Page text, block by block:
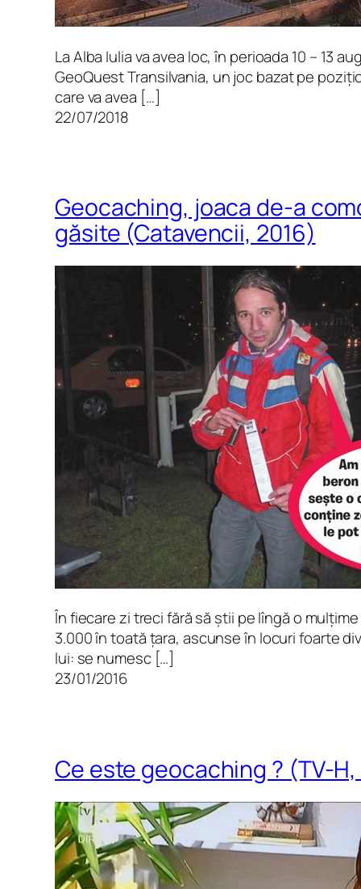
La Alba Iulia va avea loc, în perioada 10 – 13
GeoQuest Transilvania, un joc bazat pe
care va avea […]
22/07/2018
Geocaching, joaca de-a
găsite (Catavencii, 2016)
În fiecare zi treci fără să știi pe lîngă o
3.000 în toată țara, ascunse în locuri foarte
lui: se numesc […]
23/01/2016
Ce este geocaching ? (TV-H,